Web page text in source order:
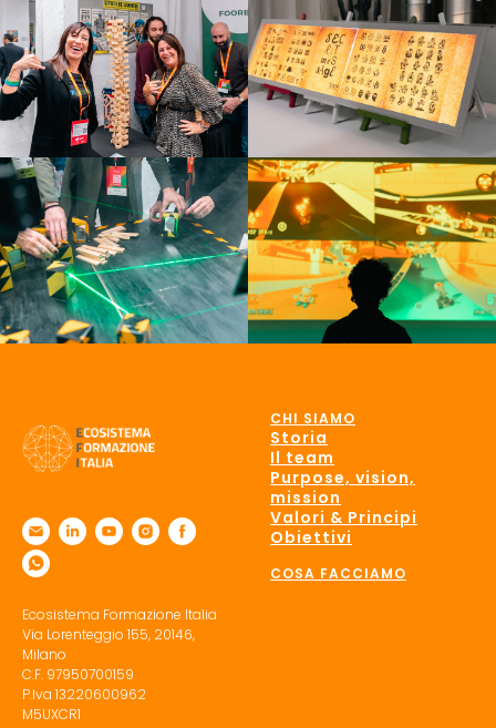
Ecosistema Formazione Italia
Via Lorenteggio 155, 20146,
Milano
C.F. 97950700159
P.Iva 13220600962
M5UXCR1
CHI SIAMO
Storia
Il team
Purpose, vision,
mission
Valori & Principi
Obiettivi
COSA FACCIAMO